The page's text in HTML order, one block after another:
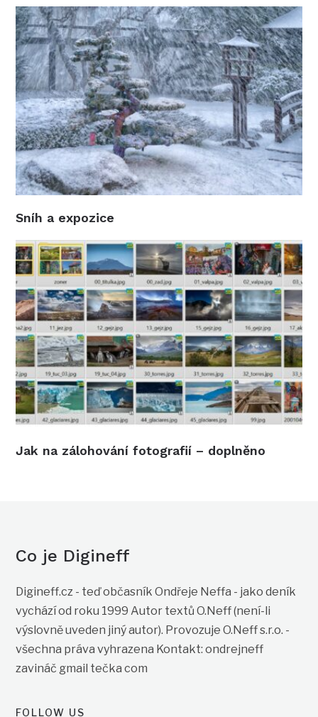
Sníh a expozice
Jak na zálohování fotografií – doplněno
Co je Digineff
Digineff.cz - teď občasník Ondřeje Neffa - jako deník
vychází od roku 1999 Autor textů O.Neff (není-li
výslovně uveden jiný autor). Provozuje O.Neff s.r.o. -
všechna práva vyhrazena Kontakt: ondrejneff
zavináč gmail tečka com
FOLLOW US